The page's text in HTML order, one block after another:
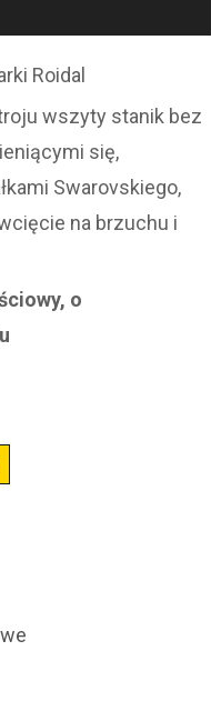
Roidal
wszyty stanik bez
się,
Swarovskiego,
na brzuchu i
o